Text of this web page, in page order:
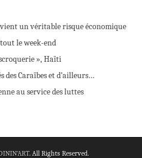
un véritable risque économique
le week-end
», Haïti
des Caraïbes et d’ailleurs…
au service des luttes
. All Rights Reserved.